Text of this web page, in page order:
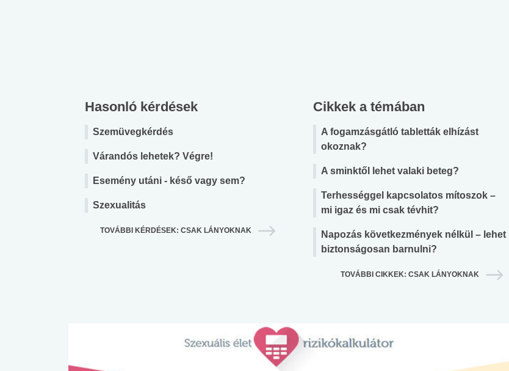
Hasonló kérdések
Szemüvegkérdés
Várandós lehetek? Végre!
Esemény utáni - késő vagy sem?
Szexualitás
TOVÁBBI KÉRDÉSEK: CSAK LÁNYOKNAK
Cikkek a témában
A fogamzásgátló tabletták elhízást
okoznak?
A sminktől lehet valaki beteg?
Terhességgel kapcsolatos mítoszok –
mi igaz és mi csak tévhit?
Napozás következmények nélkül – lehet
biztonságosan barnulni?
TOVÁBBI CIKKEK: CSAK LÁNYOKNAK